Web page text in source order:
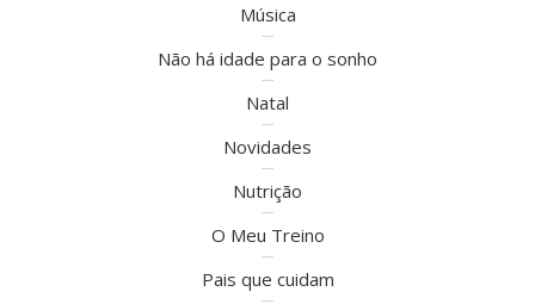
Música
Não há idade para o sonho
Natal
Novidades
Nutrição
O Meu Treino
Pais que cuidam